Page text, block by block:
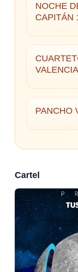
NOCHE
CAPITÁN
PANCHO
Cartel